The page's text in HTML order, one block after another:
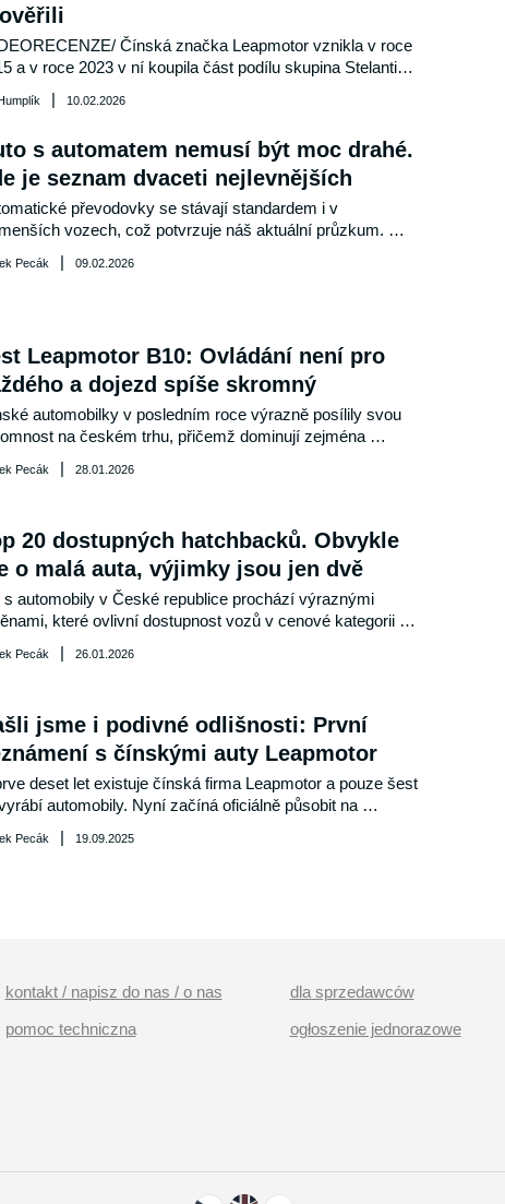
Čínská značka Leapmotor vznikla v roce
a v roce 2023 v ní koupila část podílu skupina Stelantis.
jejím dílem vznikl i model C10 Promax AWD. Mezi
elektrickými SUV jde o nejvýkonnější a nejlépe
videorecenzi pro TipCars.com Matěj Myška a podělil
své dojmy.
| 10.02.2026
s automatem nemusí být moc drahé.
je seznam dvaceti nejlevnějších
převodovky se stávají standardem i v
vozech, což potvrzuje náš aktuální průzkum.
jsme, že za model s automatickou převodovkou
vždy zaplatit více než 400 tisíc korun. Tento trend je
Pecák | 09.02.2026
Leapmotor B10: Ovládání není pro
a dojezd spíše skromný
automobilky v posledním roce výrazně posílily svou
na českém trhu, přičemž dominují zejména
SUV. Leapmotor, zaměřený na elektromobily,
model B10, který by mohl zaujmout jako konkurence
Pecák | 28.01.2026
20 dostupných hatchbacků. Obvykle
o malá auta, výjimky jsou jen dvě
s automobily v České republice prochází výraznými
které ovlivní dostupnost vozů v cenové kategorii do
000 korun. Zatímco dnes je na výběr přes dvacet modelů,
se jejich počet sníží. Největší dopad pocítí zákazníci
značek, které reagují na aktuální ekonomické
Pecák | 26.01.2026
jsme i podivné odlišnosti: První
s čínskými auty Leapmotor
deset let existuje čínská firma Leapmotor a pouze šest
automobily. Nyní začíná oficiálně působit na
trhu s novými osobní vozy a pro začátek nabídne
typy. S oběma jsem měl možnost se již svézt na území
Pecák | 19.09.2025
kontakt / napisz do nas / o nas
pomoc techniczna
dla sprzedawców
ogłoszenie jednorazowe